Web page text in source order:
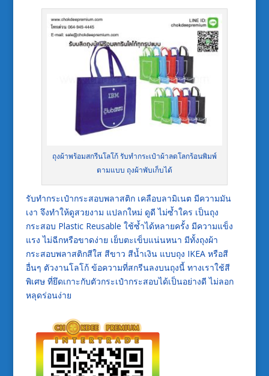
ถุงผ้าพร้อมสกรีนโลโก้ รับทำกระเป๋าผ้าลดโลกร้อนพิมพ์
ตามแบบ ถุงผ้าพับเก็บได้
รับทำกระเป๋ากระสอบพลาสติก เคลือบลามิเนต มีความมัน
เงา จึงทำให้ดูสวยงาม แปลกใหม่ ดูดี ไม่ซ้ำใคร เป็นถุง
กระสอบ Plastic Reusable ใช้ซ้ำได้หลายครั้ง มีความแข็ง
แรง ไม่ฉีกหรือขาดง่าย เย็บตะเข็บแน่นหนา มีทั้งถุงผ้า
กระสอบพลาสติกสีใส สีขาว สีน้ำเงิน แบบถุง IKEA หรือสี
อื่นๆ ตัวงานโลโก้ ข้อความที่สกรีนลงบนถุงนี้ ทางเราใช้สี
พิเศษ ที่ยึดเกาะกับตัวกระเป๋ากระสอบได้เป็นอย่างดี ไม่ลอก
หลุดร่อนง่าย